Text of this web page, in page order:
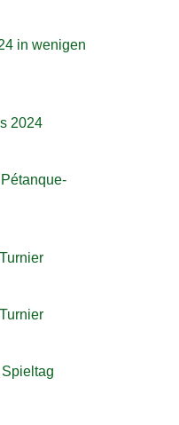
in wenigen
2024